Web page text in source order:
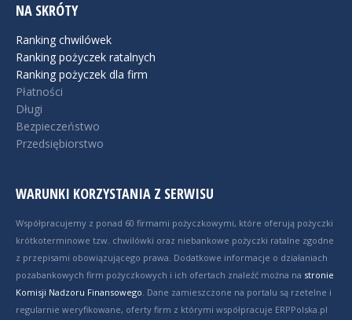
NA SKRÓTY
Ranking chwilówek
Ranking pożyczek ratalnych
Ranking pożyczek dla firm
Płatności
Długi
Bezpieczeństwo
Przedsiębiorstwo
WARUNKI KORZYSTANIA Z SERWISU
Współpracujemy z ponad 60 firmami pożyczkowymi, które oferują pożyczki
krótkoterminowe tzw. chwilówki oraz niebankowe pożyczki ratalne zgodne
z przepisami obowiązującego prawa. Dodatkowe informacje o działaniach
pozabankowych firm pożyczkowych i ich ofertach znaleźć można na stronie
Komisji Nadzoru Finansowego. Dane zamieszczone na portalu są rzetelne i
regularnie weryfikowane, oferty firm z którymi współpracuje ERPPolska.pl